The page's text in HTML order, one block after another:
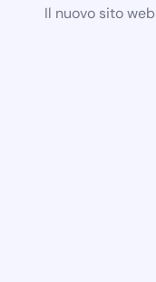
Il nuovo sito